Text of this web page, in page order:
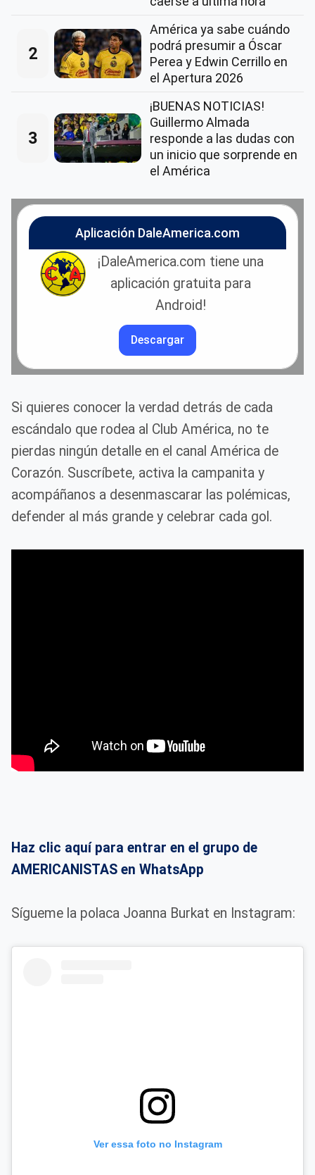
2
América ya sabe cuándo
podrá presumir a Óscar
Perea y Edwin Cerrillo en
el Apertura 2026
3
¡BUENAS NOTICIAS!
Guillermo Almada
responde a las dudas con
un inicio que sorprende en
el América
Aplicación DaleAmerica.com
¡DaleAmerica.com tiene una
aplicación gratuita para
Android!
Descargar
Si quieres conocer la verdad detrás de cada
escándalo que rodea al Club América, no te
pierdas ningún detalle en el canal América de
Corazón. Suscríbete, activa la campanita y
acompáñanos a desenmascarar las polémicas,
defender al más grande y celebrar cada gol.
Haz clic aquí para entrar en el grupo de
AMERICANISTAS en WhatsApp
Sígueme la polaca Joanna Burkat en Instagram:
Ver essa foto no Instagram